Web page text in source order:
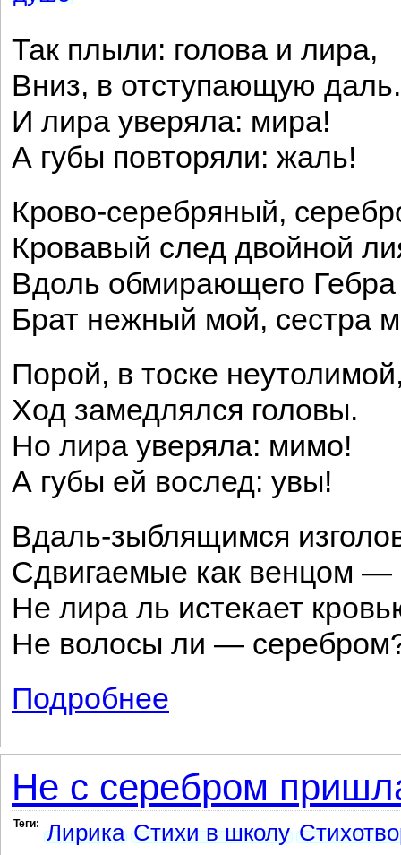
Так плыли: голова и лира,
Вниз, в отступающую даль.
И лира уверяла: мира!
А губы повторяли: жаль!
Крово-серебряный,
Кровавый след двойной
Вдоль обмирающего
Брат нежный мой, сестра
Порой, в тоске
Ход замедлялся головы.
Но лира уверяла: мимо!
А губы ей вослед: увы!
Вдаль-зыблящимся
Сдвигаемые как венцом —
Не лира ль истекает
Не волосы ли —
Подробнее
Не с серебром
Теги: Лирика Стихи в школу